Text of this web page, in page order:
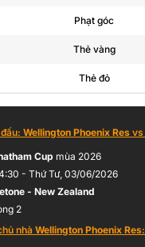
Phạt góc
Thẻ vàng
Thẻ đỏ
Wellington Phoenix Res vs
Cup mùa 2026
- Thứ Tư, 03/06/2026
- New Zealand
2
nhà Wellington Phoenix Res: